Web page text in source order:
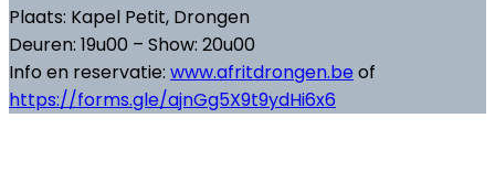
Plaats: Kapel Petit, Drongen
Deuren: 19u00 – Show: 20u00
Info en reservatie: www.afritdrongen.be of
https://forms.gle/ajnGg5X9t9ydHi6x6